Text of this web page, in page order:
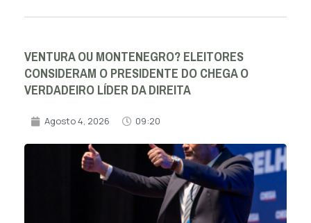
VENTURA OU MONTENEGRO? ELEITORES
CONSIDERAM O PRESIDENTE DO CHEGA O
VERDADEIRO LÍDER DA DIREITA
Agosto 4, 2026 09:20